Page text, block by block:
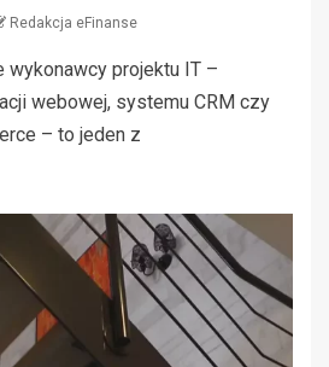
Redakcja eFinanse
wykonawcy projektu IT –
webowej, systemu CRM czy
– to jeden z